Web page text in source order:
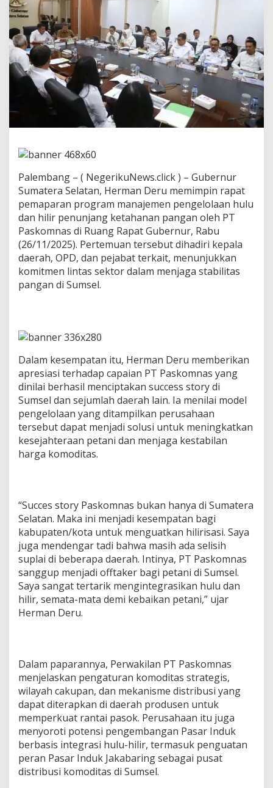
T
a
n
c
a
p
G
a
a
n
K
t
a
h
a
n
a
n
d
a
r
i
H
u
l
u
a
H
l
r
Palembang – ( NegerikuNews.click ) – Gubernur
Sumatera Selatan, Herman Deru memimpin rapat
pemaparan program manajemen pengelolaan hulu
dan hilir penunjang ketahanan pangan oleh PT
Paskomnas di Ruang Rapat Gubernur, Rabu
(26/11/2025). Pertemuan tersebut dihadiri kepala
daerah, OPD, dan pejabat terkait, menunjukkan
komitmen lintas sektor dalam menjaga stabilitas
pangan di Sumsel.
Dalam kesempatan itu, Herman Deru memberikan
apresiasi terhadap capaian PT Paskomnas yang
dinilai berhasil menciptakan success story di
Sumsel dan sejumlah daerah lain. Ia menilai model
pengelolaan yang ditampilkan perusahaan
tersebut dapat menjadi solusi untuk meningkatkan
kesejahteraan petani dan menjaga kestabilan
harga komoditas.
“Succes story Paskomnas bukan hanya di Sumatera
Selatan. Maka ini menjadi kesempatan bagi
kabupaten/kota untuk menguatkan hilirisasi. Saya
juga mendengar tadi bahwa masih ada selisih
suplai di beberapa daerah. Intinya, PT Paskomnas
sanggup menjadi offtaker bagi petani di Sumsel.
Saya sangat tertarik mengintegrasikan hulu dan
hilir, semata-mata demi kebaikan petani,” ujar
Herman Deru.
Dalam paparannya, Perwakilan PT Paskomnas
menjelaskan pengaturan komoditas strategis,
wilayah cakupan, dan mekanisme distribusi yang
dapat diterapkan di daerah produsen untuk
memperkuat rantai pasok. Perusahaan itu juga
menyoroti potensi pengembangan Pasar Induk
berbasis integrasi hulu-hilir, termasuk penguatan
peran Pasar Induk Jakabaring sebagai pusat
distribusi komoditas di Sumsel.